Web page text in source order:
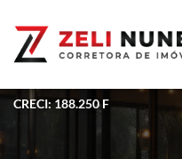
CRECI: 188.250 F